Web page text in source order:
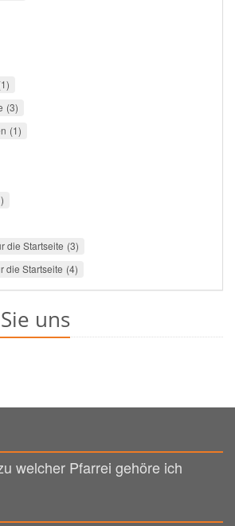
1
3
1
die Startseite 3
die Startseite 4
uns
welcher Pfarrei gehöre ich